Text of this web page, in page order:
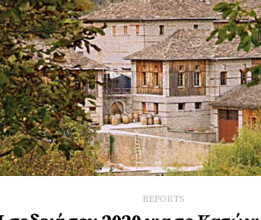
REPORTS